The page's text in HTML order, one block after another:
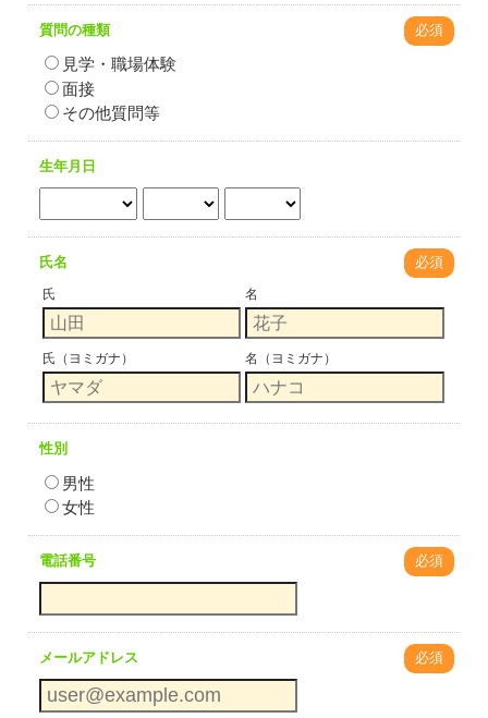
質問の種類 必須
見学・職場体験
面接
その他質問等
生年月日
氏名 必須
氏 名
氏（ヨミガナ） 名（ヨミガナ）
性別
男性
女性
電話番号 必須
メールアドレス 必須